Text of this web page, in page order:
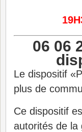
06 06
Le dispositif
plus de
Ce dispositif
autorités de la